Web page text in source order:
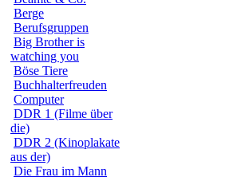
Berge
Berufsgruppen
Big Brother is
watching you
Böse Tiere
Buchhalterfreuden
Computer
DDR 1 (Filme über
die)
DDR 2 (Kinoplakate
aus der)
Die Frau im Mann